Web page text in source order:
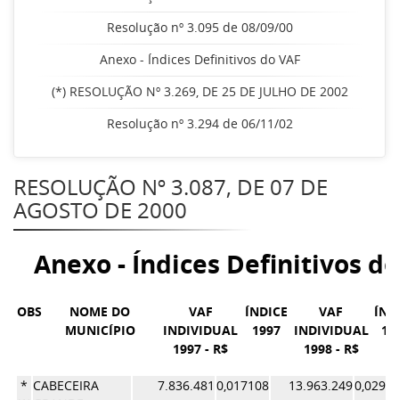
Resolução nº 3.095 de 08/09/00
Anexo - Índices Definitivos do VAF
(*) RESOLUÇÃO Nº 3.269, DE 25 DE JULHO DE 2002
Resolução nº 3.294 de 06/11/02
RESOLUÇÃO Nº 3.087, DE 07 DE
AGOSTO DE 2000
Anexo - Índices Definitivos do
OBS
NOME DO
MUNICÍPIO
VAF
INDIVIDUAL
1997 - R$
ÍNDICE
1997
VAF
INDIVIDUAL
1998 - R$
* CABECEIRA
7.836.481 0,017108 13.963.249